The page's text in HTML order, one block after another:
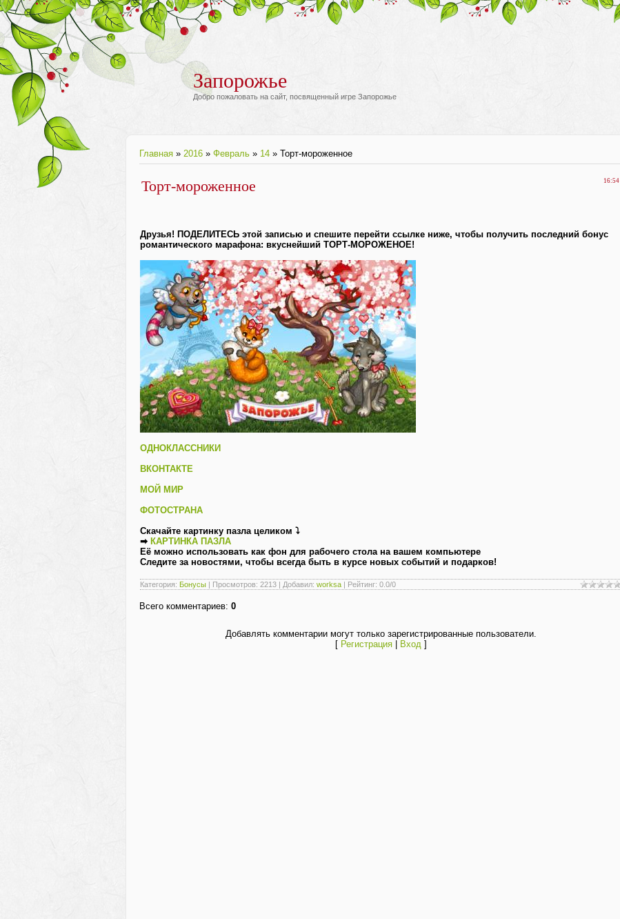
Запорожье
Добро пожаловать на сайт, посвященный игре Запорожье
Главная » 2016 » Февраль » 14 » Торт-мороженное
16:54
Торт-мороженное
Друзья! ПОДЕЛИТЕСЬ этой записью и спешите перейти ссылке ниже, чтобы получить последний бонус
романтического марафона: вкуснейший ТОРТ-МОРОЖЕНОЕ!
ОДНОКЛАССНИКИ
ВКОНТАКТЕ
МОЙ МИР
ФОТОСТРАНА
Скачайте картинку пазла целиком ⤵
➡ КАРТИНКА ПАЗЛА
Её можно использовать как фон для рабочего стола на вашем компьютере
Следите за новостями, чтобы всегда быть в курсе новых событий и подарков!
Категория: Бонусы | Просмотров: 2213 | Добавил: worksa | Рейтинг: 0.0/0
Всего комментариев: 0
Добавлять комментарии могут только зарегистрированные пользователи.
[ Регистрация| Вход]